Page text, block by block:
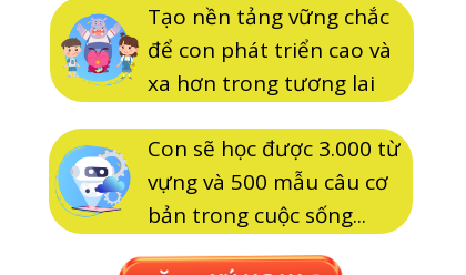
Con sẽ học được 3.000 từ
vựng và 500 mẫu câu cơ
bản trong cuộc sống...
Tạo nền tảng vững chắc
để con phát triển cao và
xa hơn trong tương lai